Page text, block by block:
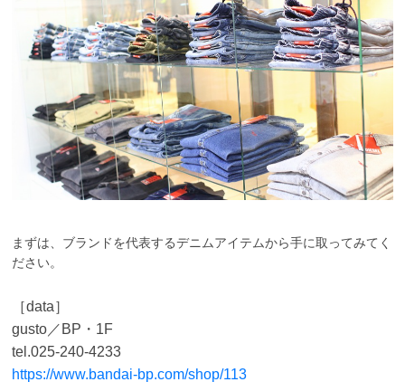
まずは、ブランドを代表するデニムアイテムから手に取ってみてく
ださい。
［data］
gusto／BP・1F
tel.025-240-4233
https://www.bandai-bp.com/shop/113